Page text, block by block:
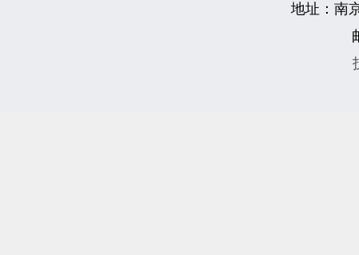
地址：南